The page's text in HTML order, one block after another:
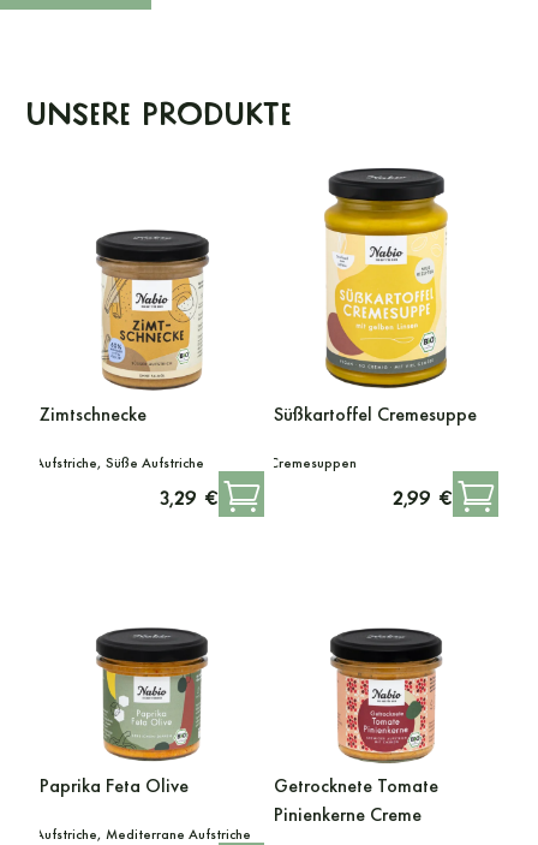
Unsere Produkte
Zimtschnecke
Aufstriche, Süße Aufstriche
3,29 €
Süßkartoffel Cremesuppe
Cremesuppen
2,99 €
Paprika Feta Olive
Aufstriche, Mediterrane Aufstriche
Getrocknete Tomate
Pinienkerne Creme